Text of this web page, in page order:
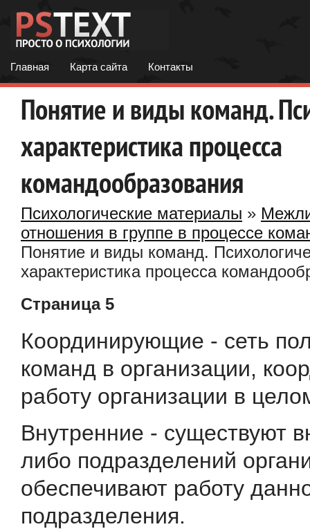
Главная Карта сайта Контакты
Понятие и виды команд.
характеристика процесса
командообразования
Психологические материалы »
отношения в группе в процессе
Понятие и виды команд.
характеристика процесса
Страница 5
Координирующие - сеть
команд в организации,
работу организации в
Внутренние - существуют
либо подразделений
обеспечивают работу
подразделения.